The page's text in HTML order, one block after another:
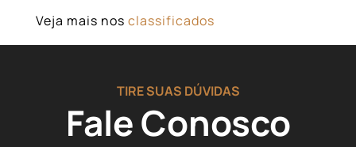
Veja mais nos classificados
TIRE SUAS DÚVIDAS
Fale Conosco